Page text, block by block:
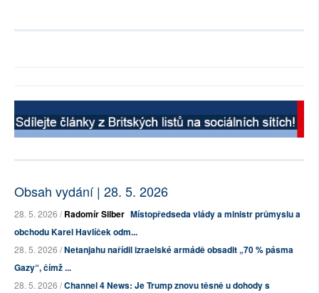
Obsah vydání | 28. 5. 2026
28. 5. 2026 /Radomír Silber Místopředseda vlády a ministr průmyslu a
obchodu Karel Havlíček odm...
28. 5. 2026 /Netanjahu nařídil izraelské armádě obsadit „70 % pásma
Gazy“, čímž ...
28. 5. 2026 /Channel 4 News: Je Trump znovu těsně u dohody s